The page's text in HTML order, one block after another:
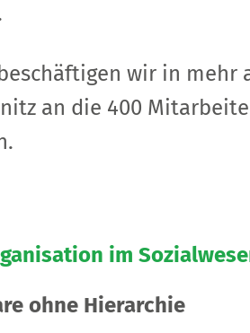
wir in mehr
an die 400
im
ohne Hierarchie